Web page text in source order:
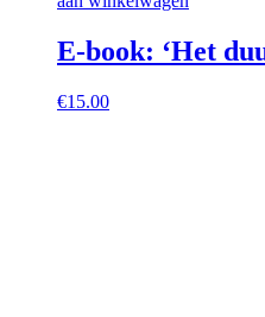
E-book: ‘Het
€15.00